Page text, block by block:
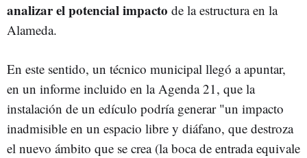
analizar el potencial impacto de la estructura en la
Alameda.
En este sentido, un técnico municipal llegó a apuntar,
en un informe incluido en la Agenda 21, que la
instalación de un edículo podría generar "un impacto
inadmisible en un espacio libre y diáfano, que destroza
el nuevo ámbito que se crea (la boca de entrada equivale